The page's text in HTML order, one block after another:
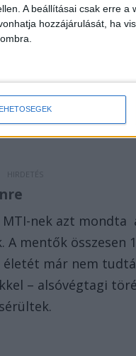
A beállításai csak erre
hozzájárulását, ha
sérülést.
nek azt mondta
mentők összesen
már nem
– alsóvégtagi